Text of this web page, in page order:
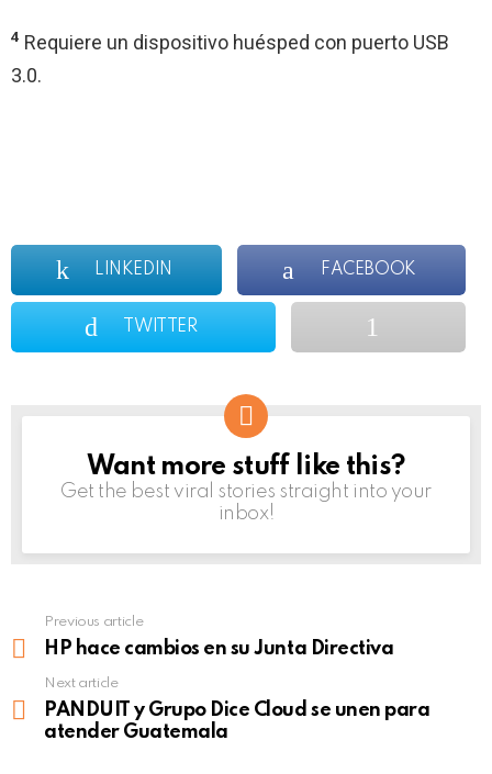
4 Requiere un dispositivo huésped con puerto USB
3.0.
LINKEDIN FACEBOOK
TWITTER
NEWSLETTER
Want more stuff like this?
Get the best viral stories straight into your
inbox!
more
Previous article
HP hace cambios en su Junta Directiva
Next article
PANDUIT y Grupo Dice Cloud se unen para
atender Guatemala